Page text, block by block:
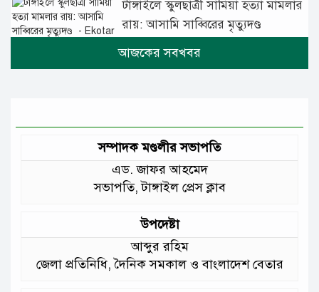
টাঙ্গাইলে স্কুলছাত্রী সামিয়া হত্যা মামলার
রায়: আসামি সাব্বিরের মৃত্যুদণ্ড
টানা বৃষ্টিতে টাঙ্গাইলে বিপর্যস্ত জনজীবন
এখন টাঙ্গাইলে
জেলার মানুষের উন্নত স্বাস্থ্যসেবায় সর্বোচ্চ
গুরুত্ব দিয়ে কাজ করছি: প্রতিমন্ত্রী টুকু
আমাদের চার পাশে ব্যাঙের ছাতার মতো
গড়ে উঠছে মাদ্রাসা ও কিন্ডার গার্ডেন
:মুক্তিযুদ্ধ বিষয়কমন্ত্রী
সম্পাদক মণ্ডলীর সভাপতি
এড. জাফর আহমেদ
সভাপতি, টাঙ্গাইল প্রেস ক্লাব
উপদেষ্টা
আব্দুর রহিম
জেলা প্রতিনিধি, দৈনিক সমকাল ও বাংলাদেশ বেতার